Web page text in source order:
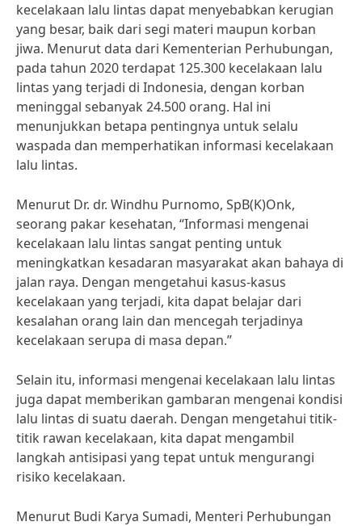
kecelakaan lalu lintas dapat menyebabkan kerugian
yang besar, baik dari segi materi maupun korban
jiwa. Menurut data dari Kementerian Perhubungan,
pada tahun 2020 terdapat 125.300 kecelakaan lalu
lintas yang terjadi di Indonesia, dengan korban
meninggal sebanyak 24.500 orang. Hal ini
menunjukkan betapa pentingnya untuk selalu
waspada dan memperhatikan informasi kecelakaan
lalu lintas.
Menurut Dr. dr. Windhu Purnomo, SpB(K)Onk,
seorang pakar kesehatan, “Informasi mengenai
kecelakaan lalu lintas sangat penting untuk
meningkatkan kesadaran masyarakat akan bahaya di
jalan raya. Dengan mengetahui kasus-kasus
kecelakaan yang terjadi, kita dapat belajar dari
kesalahan orang lain dan mencegah terjadinya
kecelakaan serupa di masa depan.”
Selain itu, informasi mengenai kecelakaan lalu lintas
juga dapat memberikan gambaran mengenai kondisi
lalu lintas di suatu daerah. Dengan mengetahui titik-
titik rawan kecelakaan, kita dapat mengambil
langkah antisipasi yang tepat untuk mengurangi
risiko kecelakaan.
Menurut Budi Karya Sumadi, Menteri Perhubungan